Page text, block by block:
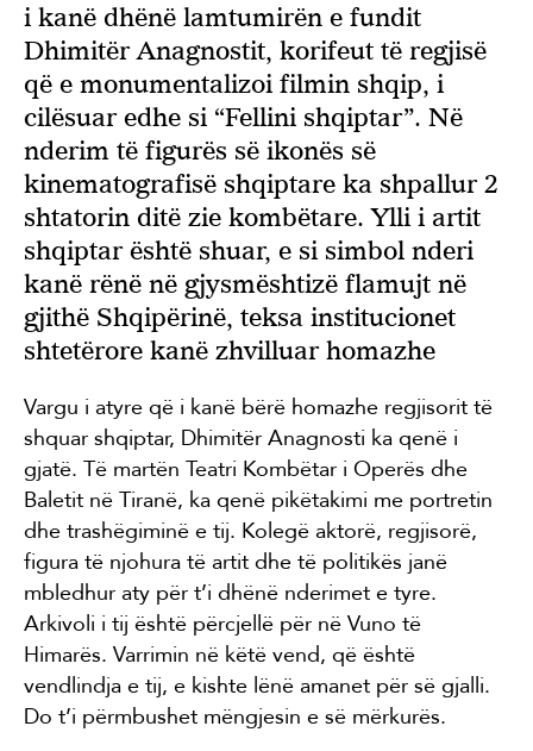
i kanë dhënë lamtumirën e fundit
Dhimitër Anagnostit, korifeut të regjisë
që e monumentalizoi filmin shqip, i
cilësuar edhe si “Fellini shqiptar”. Në
nderim të figurës së ikonës së
kinematografisë shqiptare ka shpallur 2
shtatorin ditë zie kombëtare. Ylli i artit
shqiptar është shuar, e si simbol nderi
kanë rënë në gjysmështizë flamujt në
gjithë Shqipërinë, teksa institucionet
shtetërore kanë zhvilluar homazhe
Vargu i atyre që i kanë bërë homazhe regjisorit të
shquar shqiptar, Dhimitër Anagnosti ka qenë i
gjatë. Të martën Teatri Kombëtar i Operës dhe
Baletit në Tiranë, ka qenë pikëtakimi me portretin
dhe trashëgiminë e tij. Kolegë aktorë, regjisorë,
figura të njohura të artit dhe të politikës janë
mbledhur aty për t’i dhënë nderimet e tyre.
Arkivoli i tij është përcjellë për në Vuno të
Himarës. Varrimin në këtë vend, që është
vendlindja e tij, e kishte lënë amanet për së gjalli.
Do t’i përmbushet mëngjesin e së mërkurës.